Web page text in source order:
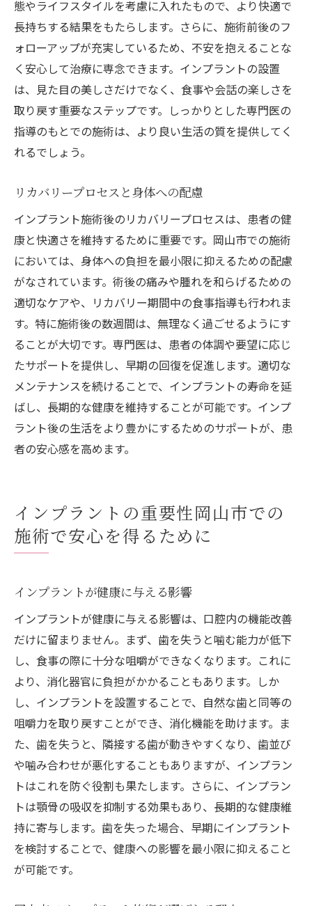
態やライフスタイルを考慮に入れたもので、より快適で
長持ちする結果をもたらします。さらに、施術前後のフ
ォローアップが充実しているため、不安を抱えることな
く安心して治療に専念できます。インプラントの設置
は、見た目の美しさだけでなく、食事や会話の楽しさを
取り戻す重要なステップです。しっかりとした専門医の
指導のもとでの施術は、より良い生活の質を提供してく
れるでしょう。
リカバリープロセスと身体への配慮
インプラント施術後のリカバリープロセスは、患者の健
康と快適さを維持するために重要です。岡山市での施術
においては、身体への負担を最小限に抑えるための配慮
がなされています。術後の痛みや腫れを和らげるための
適切なケアや、リカバリー期間中の食事指導も行われま
す。特に施術後の数週間は、無理なく過ごせるようにす
ることが大切です。専門医は、患者の体調や要望に応じ
たサポートを提供し、早期の回復を促進します。適切な
メンテナンスを続けることで、インプラントの寿命を延
ばし、長期的な健康を維持することが可能です。インプ
ラント後の生活をより豊かにするためのサポートが、患
者の安心感を高めます。
インプラントの重要性岡山市での
施術で安心を得るために
インプラントが健康に与える影響
インプラントが健康に与える影響は、口腔内の機能改善
だけに留まりません。まず、歯を失うと噛む能力が低下
し、食事の際に十分な咀嚼ができなくなります。これに
より、消化器官に負担がかかることもあります。しか
し、インプラントを設置することで、自然な歯と同等の
咀嚼力を取り戻すことができ、消化機能を助けます。ま
た、歯を失うと、隣接する歯が動きやすくなり、歯並び
や噛み合わせが悪化することもありますが、インプラン
トはこれを防ぐ役割も果たします。さらに、インプラン
トは顎骨の吸収を抑制する効果もあり、長期的な健康維
持に寄与します。歯を失った場合、早期にインプラント
を検討することで、健康への影響を最小限に抑えること
が可能です。